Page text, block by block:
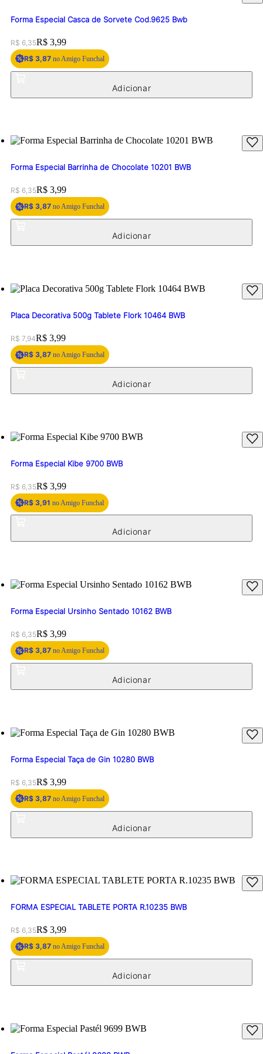
Forma Especial Casca de Sorvete Cod.9625 Bwb
Original price:
R$ 6,35Price:
R$ 3,99
R$ 3,87 no Amigo Funchal
Forma Especial Barrinha de Chocolate 10201 BWB
Original price:
R$ 6,35Price:
R$ 3,99
R$ 3,87 no Amigo Funchal
Placa Decorativa 500g Tablete Flork 10464 BWB
Original price:
R$ 7,94Price:
R$ 3,99
R$ 3,87 no Amigo Funchal
Forma Especial Kibe 9700 BWB
Original price:
R$ 6,35Price:
R$ 3,99
R$ 3,91 no Amigo Funchal
Forma Especial Ursinho Sentado 10162 BWB
Original price:
R$ 6,35Price:
R$ 3,99
R$ 3,87 no Amigo Funchal
Forma Especial Taça de Gin 10280 BWB
Original price:
R$ 6,35Price:
R$ 3,99
R$ 3,87 no Amigo Funchal
FORMA ESPECIAL TABLETE PORTA R.10235 BWB
Original price:
R$ 6,35Price:
R$ 3,99
R$ 3,87 no Amigo Funchal